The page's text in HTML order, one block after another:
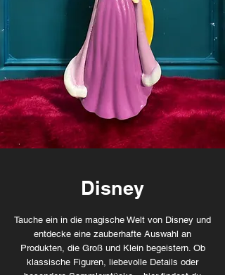
Disney
Tauche ein in die magische Welt von Disney und
entdecke eine zauberhafte Auswahl an
Produkten, die Groß und Klein begeistern. Ob
klassische Figuren, liebevolle Details oder